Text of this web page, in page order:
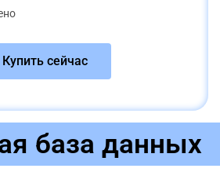
Купить сейчас
база данных